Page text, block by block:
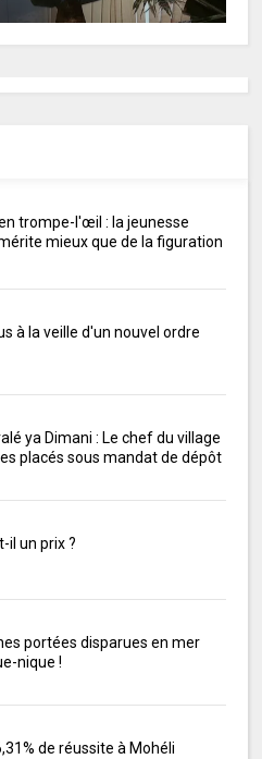
trompe-l'œil : la jeunesse
mieux que de la figuration
à la veille d'un nouvel ordre
ya Dimani : Le chef du village
placés sous mandat de dépôt
il un prix ?
portées disparues en mer
nique !
de réussite à Mohéli